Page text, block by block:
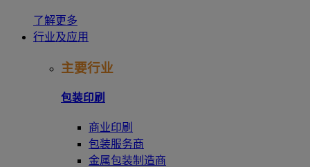
了解更多
行业及应用
主要行业
包装印刷
商业印刷
包装服务商
金属包装制造商